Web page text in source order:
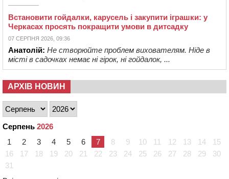
Встановити гойдалки, карусель і закупити іграшки: у
Черкасах просять покращити умови в дитсадку
07 СЕРПНЯ 2026, 09:36
Анатолій: Не створюйте проблем вихователям. Ніде в
місті в садочках немає ні гірок, ні гойдалок, ...
АРХІВ НОВИН
Серпень 2026
1
2 3 4 5 6 7 8 9 10 11 12 13 14
15
16
17 18 19 20 21 22 23 24 25 26 27 28 29
30
31